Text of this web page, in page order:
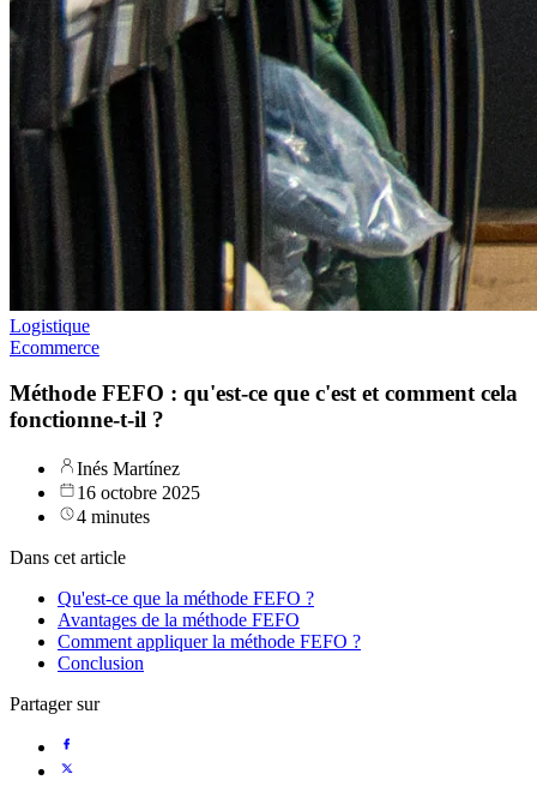
Logistique
Ecommerce
Méthode FEFO : qu'est-ce que c'est et comment cela
fonctionne-t-il ?
Inés Martínez
16 octobre 2025
4 minutes
Dans cet article
Qu'est-ce que la méthode FEFO ?
Avantages de la méthode FEFO
Comment appliquer la méthode FEFO ?
Conclusion
Partager sur